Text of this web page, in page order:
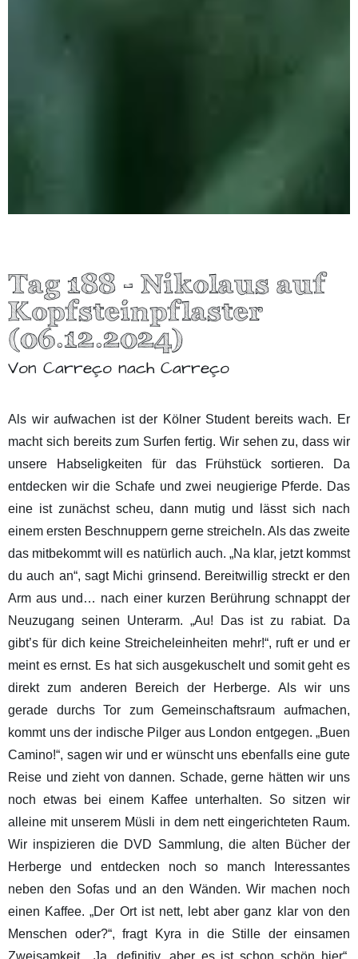
Tag 188 - Nikolaus auf
Kopfsteinpflaster
(06.12.2024)
Von Carreço nach Carreço
Als wir aufwachen ist der Kölner Student bereits wach. Er
macht sich bereits zum Surfen fertig. Wir sehen zu, dass wir
unsere Habseligkeiten für das Frühstück sortieren. Da
entdecken wir die Schafe und zwei neugierige Pferde. Das
eine ist zunächst scheu, dann mutig und lässt sich nach
einem ersten Beschnuppern gerne streicheln. Als das zweite
das mitbekommt will es natürlich auch. „Na klar, jetzt kommst
du auch an“, sagt Michi grinsend. Bereitwillig streckt er den
Arm aus und… nach einer kurzen Berührung schnappt der
Neuzugang seinen Unterarm. „Au! Das ist zu rabiat. Da
gibt’s für dich keine Streicheleinheiten mehr!“, ruft er und er
meint es ernst. Es hat sich ausgekuschelt und somit geht es
direkt zum anderen Bereich der Herberge. Als wir uns
gerade durchs Tor zum Gemeinschaftsraum aufmachen,
kommt uns der indische Pilger aus London entgegen. „Buen
Camino!“, sagen wir und er wünscht uns ebenfalls eine gute
Reise und zieht von dannen. Schade, gerne hätten wir uns
noch etwas bei einem Kaffee unterhalten. So sitzen wir
alleine mit unserem Müsli in dem nett eingerichteten Raum.
Wir inspizieren die DVD Sammlung, die alten Bücher der
Herberge und entdecken noch so manch Interessantes
neben den Sofas und an den Wänden. Wir machen noch
einen Kaffee. „Der Ort ist nett, lebt aber ganz klar von den
Menschen oder?“, fragt Kyra in die Stille der einsamen
Zweisamkeit. „Ja, definitiv, aber es ist schon schön hier“,